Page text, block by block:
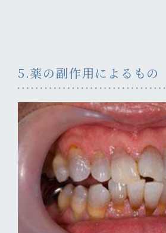
5.薬の副作用によるもの